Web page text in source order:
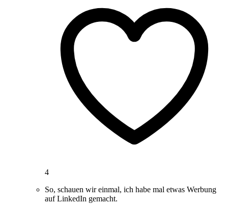
4
So, schauen wir einmal, ich habe mal etwas Werbung
auf LinkedIn gemacht.